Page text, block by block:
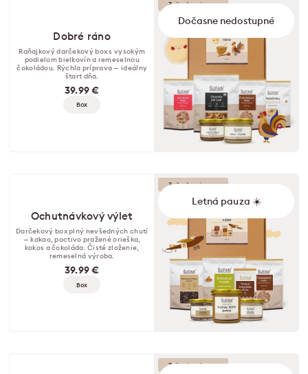
Dočasne nedostupné
Zvýhodnená cena
Dobré ráno
Raňajkový darčekový box s vysokým
podielom bielkovín a remeselnou
čokoládou. Rýchla príprava — ideálny
štart dňa.
39.99 €
Box
Letná pauza ☀️
Zvýhodnená cena
Ochutnávkový výlet
Darčekový box plný nevšedných chutí
— kakao, poctivo pražené orieška,
kokos a čokoláda. Čisté zloženie,
remeselná výroba.
39.99 €
Box
Zvýhodnená cena